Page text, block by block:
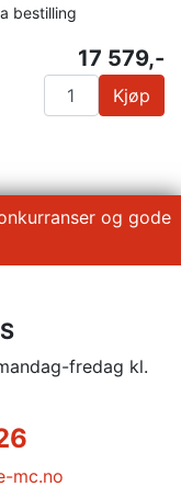
bestilling
17 579,-
Kjøp
og gode
fredag kl.
mc.no